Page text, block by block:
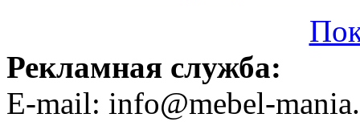
Рекламная служба:
E-mail: info@mebel-